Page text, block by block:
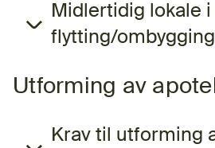
Midlertidig lokale
flytting/ombygging
Utforming av
Krav til utforming